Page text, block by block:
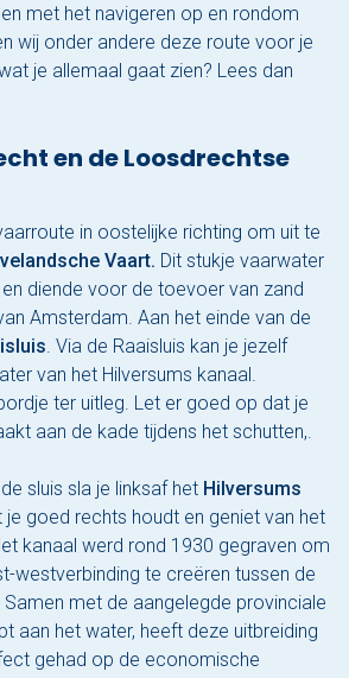
met het navigeren op en rondom
wij onder andere deze route voor je
je allemaal gaat zien? Lees dan
en de Loosdrechtse
in oostelijke richting om uit te
Vaart. Dit stukje vaarwater
diende voor de toevoer van zand
Amsterdam. Aan het einde van de
. Via de Raaisluis kan je jezelf
van het Hilversums kanaal.
ter uitleg. Let er goed op dat je
aan de kade tijdens het schutten,.
sluis sla je linksaf het Hilversums
goed rechts houdt en geniet van het
kanaal werd rond 1930 gegraven om
westverbinding te creëren tussen de
Samen met de aangelegde provinciale
aan het water, heeft deze uitbreiding
gehad op de economische